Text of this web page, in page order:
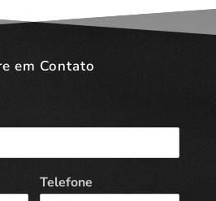
em Contato
Telefone